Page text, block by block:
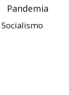
Pandemia
Socialismo